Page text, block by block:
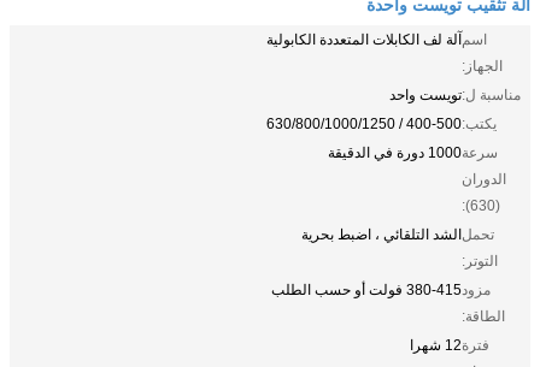
اسم
الجهاز:
آلة لف الكابلات المتعددة الكابولية
مناسبة ل:تويست واحد
يكتب:400-500 / 630/800/1000/1250
سرعة
الدوران
(630):
1000 دورة في الدقيقة
تحمل
التوتر:
الشد التلقائي ، اضبط بحرية
مزود
الطاقة:
380-415 فولت أو حسب الطلب
فترة12 شهرا